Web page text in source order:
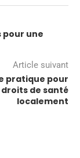
pour une
Article suivant
pratique pour
de santé
localement